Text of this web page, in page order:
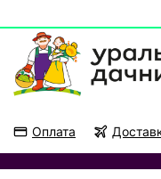
Оплата